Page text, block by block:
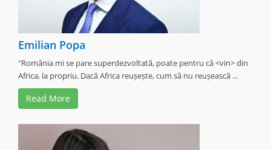
Emilian Popa
"România mi se pare superdezvoltată, poate pentru că <vin> din
Africa, la propriu. Dacă Africa reușește, cum să nu reușească ...
Read More